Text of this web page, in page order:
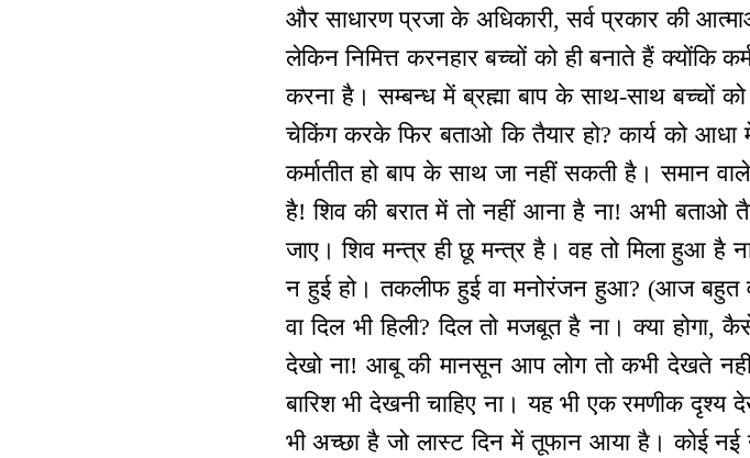
और साधारण प्रजा के अधिकारी, सर्व प्रकार की
लेकिन निमित्त करनहार बच्चों को ही बनाते हैं क्योंकि
करना है। सम्बन्ध में ब्रह्मा बाप के साथ-साथ बच्चों को
चेकिंग करके फिर बताओ कि तैयार हो? कार्य को आधा
कर्मातीत हो बाप के साथ जा नहीं सकती है। समान
है! शिव की बरात में तो नहीं आना है ना! अभी बताओ
जाए। शिव मन्‍त्र ही छू मन्‍त्र है। वह तो मिला हुआ है
न हुई हो। तकलीफ हुई वा मनोरंजन हुआ? (आज बहुत
वा दिल भी हिली? दिल तो मजबूत है ना। क्या
देखो ना! आबू की मानसून आप लोग तो कभी देखते नहीं
बारिश भी देखनी चाहिए ना। यह भी एक रमणीक
भी अच्छा है जो लास्ट दिन में तूफान आया है। कोई